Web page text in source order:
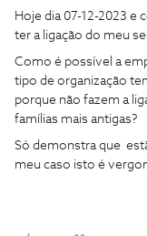
Hoje dia 07-12-2023 e
ter a ligação do meu
Como é possível a
tipo de organização
porque não fazem a
famílias mais antigas?
Só demonstra que
meu caso isto é